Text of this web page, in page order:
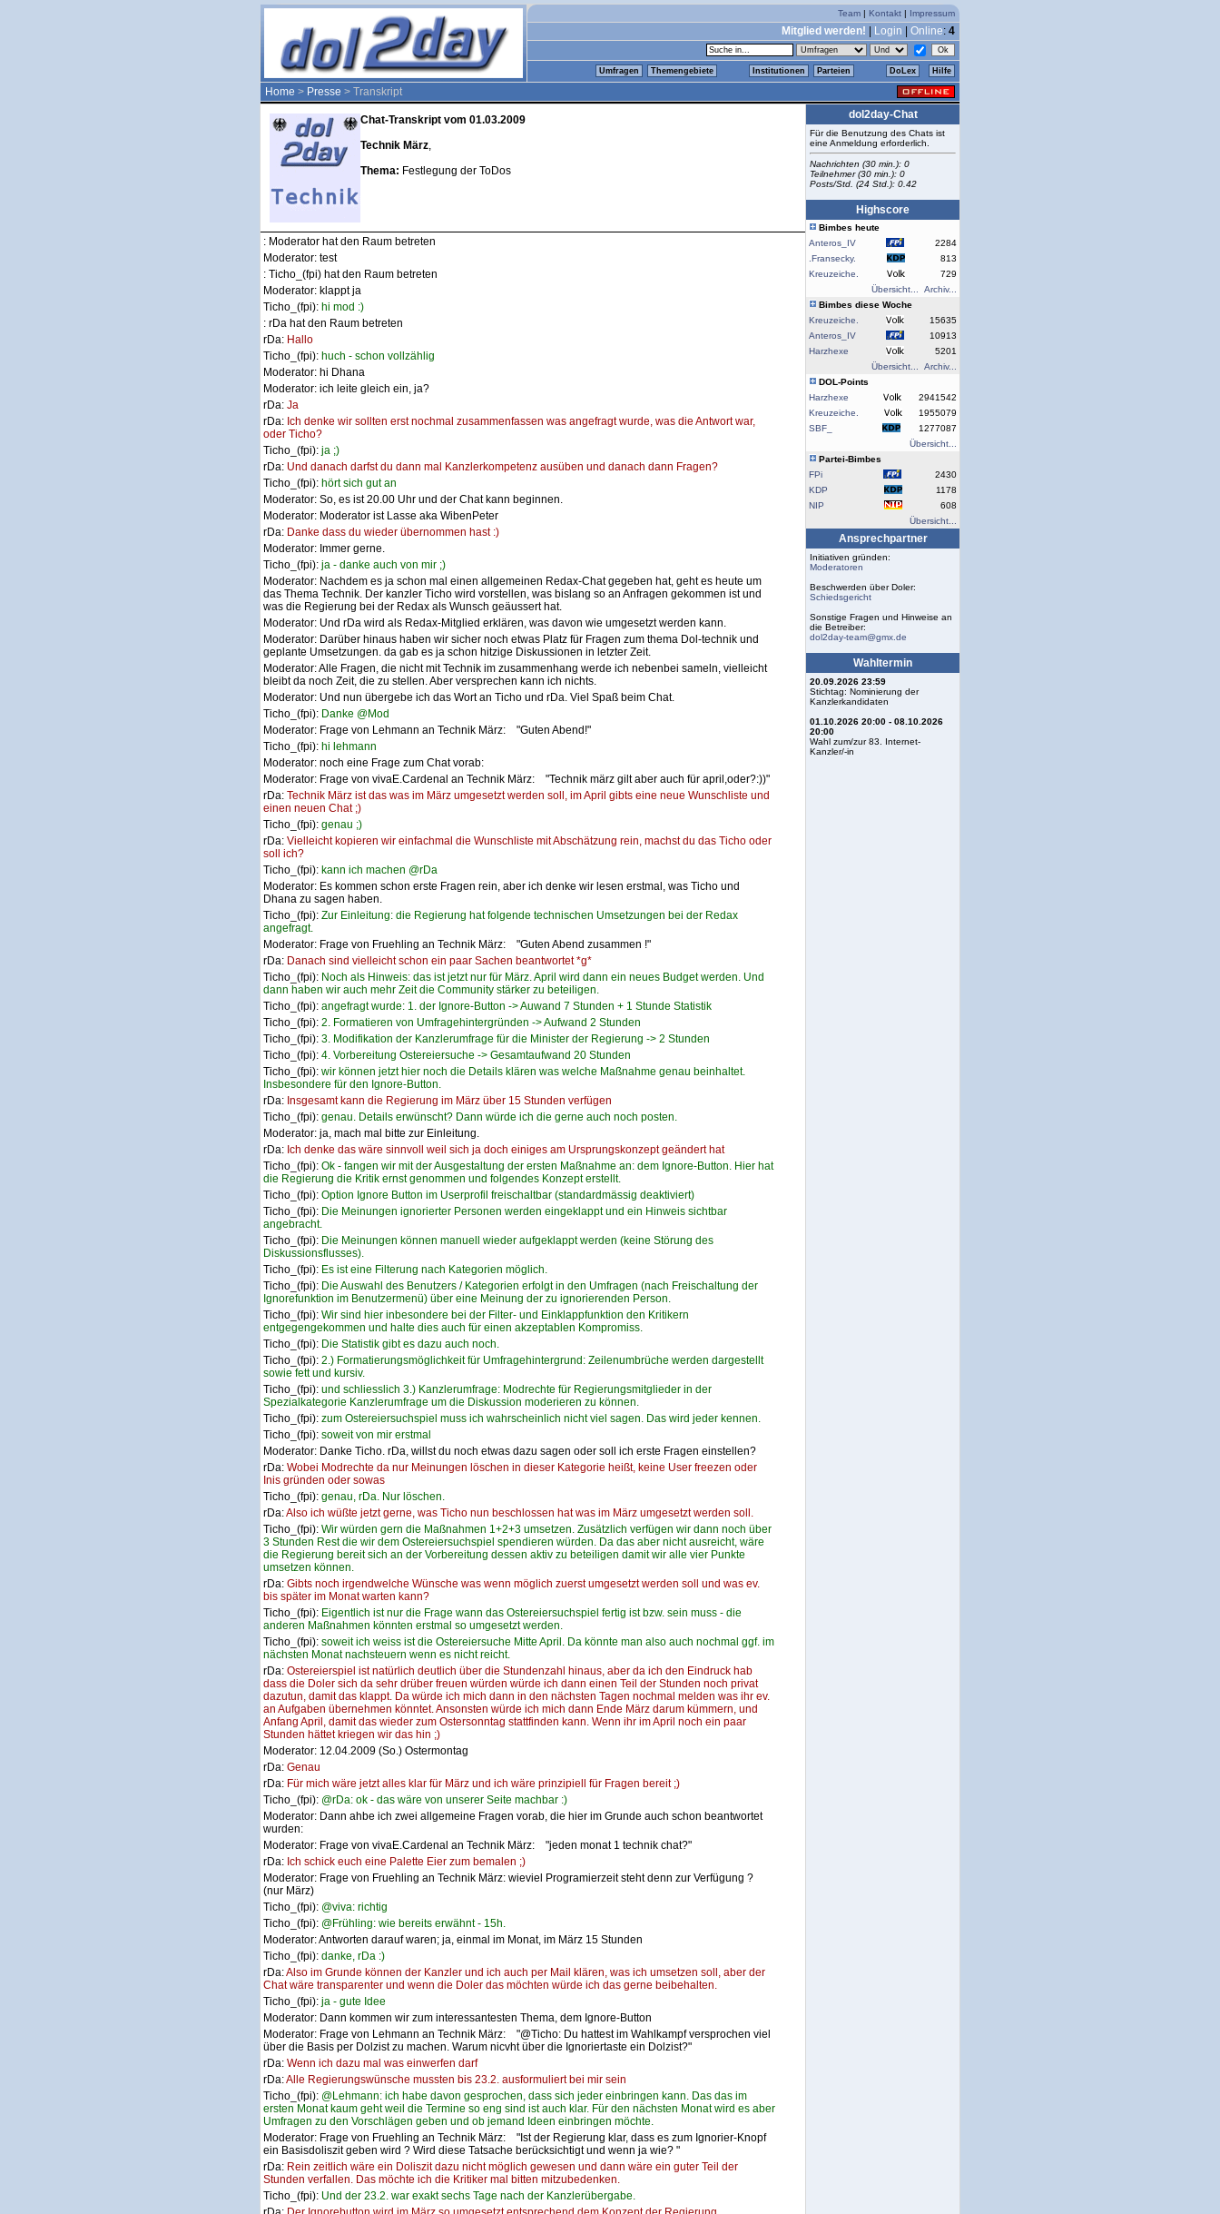
Team | Kontakt | Impressum
Mitglied werden! Login Online: 4
Umfragen Themengebiete Institutionen Parteien DoLex Hilfe
Home > Presse > Transkript
Chat-Transkript vom 01.03.2009
Technik März,
Thema: Festlegung der ToDos
: Moderator hat den Raum betreten
Moderator: test
: Ticho_(fpi) hat den Raum betreten
Moderator: klappt ja
Ticho_(fpi): hi mod :)
: rDa hat den Raum betreten
rDa: Hallo
Ticho_(fpi): huch - schon vollzählig
Moderator: hi Dhana
Moderator: ich leite gleich ein, ja?
rDa: Ja
rDa: Ich denke wir sollten erst nochmal zusammenfassen was angefragt wurde, was die Antwort war,
oder Ticho?
Ticho_(fpi): ja ;)
rDa: Und danach darfst du dann mal Kanzlerkompetenz ausüben und danach dann Fragen?
Ticho_(fpi): hört sich gut an
Moderator: So, es ist 20.00 Uhr und der Chat kann beginnen.
Moderator: Moderator ist Lasse aka WibenPeter
rDa: Danke dass du wieder übernommen hast :)
Moderator: Immer gerne.
Ticho_(fpi): ja - danke auch von mir ;)
Moderator: Nachdem es ja schon mal einen allgemeinen Redax-Chat gegeben hat, geht es heute um
das Thema Technik. Der kanzler Ticho wird vorstellen, was bislang so an Anfragen gekommen ist und
was die Regierung bei der Redax als Wunsch geäussert hat.
Moderator: Und rDa wird als Redax-Mitglied erklären, was davon wie umgesetzt werden kann.
Moderator: Darüber hinaus haben wir sicher noch etwas Platz für Fragen zum thema Dol-technik und
geplante Umsetzungen. da gab es ja schon hitzige Diskussionen in letzter Zeit.
Moderator:Alle Fragen, die nicht mit Technik im zusammenhang werde ich nebenbei sameln, vielleicht
bleibt da noch Zeit, die zu stellen. Aber versprechen kann ich nichts.
Moderator: Und nun übergebe ich das Wort an Ticho und rDa. Viel Spaß beim Chat.
Ticho_(fpi): Danke @Mod
Moderator: Frage von Lehmann an Technik März: "Guten Abend!"
Ticho_(fpi): hi lehmann
Moderator: noch eine Frage zum Chat vorab:
Moderator: Frage von vivaE.Cardenal an Technik März: "Technik märz gilt aber auch für april,oder?:))"
rDa: Technik März ist das was im März umgesetzt werden soll, im April gibts eine neue Wunschliste und
einen neuen Chat ;)
Ticho_(fpi): genau ;)
rDa: Vielleicht kopieren wir einfachmal die Wunschliste mit Abschätzung rein, machst du das Ticho oder
soll ich?
Ticho_(fpi): kann ich machen @rDa
Moderator: Es kommen schon erste Fragen rein, aber ich denke wir lesen erstmal, was Ticho und
Dhana zu sagen haben.
Ticho_(fpi): Zur Einleitung: die Regierung hat folgende technischen Umsetzungen bei der Redax
angefragt.
Moderator: Frage von Fruehling an Technik März: "Guten Abend zusammen !"
rDa: Danach sind vielleicht schon ein paar Sachen beantwortet *g*
Ticho_(fpi): Noch als Hinweis: das ist jetzt nur für März. April wird dann ein neues Budget werden. Und
dann haben wir auch mehr Zeit die Community stärker zu beteiligen.
Ticho_(fpi): angefragt wurde: 1. der Ignore-Button -> Auwand 7 Stunden + 1 Stunde Statistik
Ticho_(fpi): 2. Formatieren von Umfragehintergründen -> Aufwand 2 Stunden
Ticho_(fpi): 3. Modifikation der Kanzlerumfrage für die Minister der Regierung -> 2 Stunden
Ticho_(fpi): 4. Vorbereitung Ostereiersuche -> Gesamtaufwand 20 Stunden
Ticho_(fpi): wir können jetzt hier noch die Details klären was welche Maßnahme genau beinhaltet.
Insbesondere für den Ignore-Button.
rDa: Insgesamt kann die Regierung im März über 15 Stunden verfügen
Ticho_(fpi): genau. Details erwünscht? Dann würde ich die gerne auch noch posten.
Moderator: ja, mach mal bitte zur Einleitung.
rDa: Ich denke das wäre sinnvoll weil sich ja doch einiges am Ursprungskonzept geändert hat
Ticho_(fpi): Ok - fangen wir mit der Ausgestaltung der ersten Maßnahme an: dem Ignore-Button. Hier hat
die Regierung die Kritik ernst genommen und folgendes Konzept erstellt.
Ticho_(fpi): Option Ignore Button im Userprofil freischaltbar (standardmässig deaktiviert)
Ticho_(fpi): Die Meinungen ignorierter Personen werden eingeklappt und ein Hinweis sichtbar
angebracht.
Ticho_(fpi): Die Meinungen können manuell wieder aufgeklappt werden (keine Störung des
Diskussionsflusses).
Ticho_(fpi): Es ist eine Filterung nach Kategorien möglich.
Ticho_(fpi): Die Auswahl des Benutzers / Kategorien erfolgt in den Umfragen (nach Freischaltung der
Ignorefunktion im Benutzermenü) über eine Meinung der zu ignorierenden Person.
Ticho_(fpi): Wir sind hier inbesondere bei der Filter- und Einklappfunktion den Kritikern
entgegengekommen und halte dies auch für einen akzeptablen Kompromiss.
Ticho_(fpi): Die Statistik gibt es dazu auch noch.
Ticho_(fpi): 2.) Formatierungsmöglichkeit für Umfragehintergrund: Zeilenumbrüche werden dargestellt
sowie fett und kursiv.
Ticho_(fpi): und schliesslich 3.) Kanzlerumfrage: Modrechte für Regierungsmitglieder in der
Spezialkategorie Kanzlerumfrage um die Diskussion moderieren zu können.
Ticho_(fpi): zum Ostereiersuchspiel muss ich wahrscheinlich nicht viel sagen. Das wird jeder kennen.
Ticho_(fpi): soweit von mir erstmal
Moderator: Danke Ticho. rDa, willst du noch etwas dazu sagen oder soll ich erste Fragen einstellen?
rDa: Wobei Modrechte da nur Meinungen löschen in dieser Kategorie heißt, keine User freezen oder
Inis gründen oder sowas
Ticho_(fpi): genau, rDa. Nur löschen.
rDa:Also ich wüßte jetzt gerne, was Ticho nun beschlossen hat was im März umgesetzt werden soll.
Ticho_(fpi): Wir würden gern die Maßnahmen 1+2+3 umsetzen. Zusätzlich verfügen wir dann noch über
3 Stunden Rest die wir dem Ostereiersuchspiel spendieren würden. Da das aber nicht ausreicht, wäre
die Regierung bereit sich an der Vorbereitung dessen aktiv zu beteiligen damit wir alle vier Punkte
umsetzen können.
rDa: Gibts noch irgendwelche Wünsche was wenn möglich zuerst umgesetzt werden soll und was ev.
bis später im Monat warten kann?
Ticho_(fpi): Eigentlich ist nur die Frage wann das Ostereiersuchspiel fertig ist bzw. sein muss - die
anderen Maßnahmen könnten erstmal so umgesetzt werden.
Ticho_(fpi): soweit ich weiss ist die Ostereiersuche Mitte April. Da könnte man also auch nochmal ggf. im
nächsten Monat nachsteuern wenn es nicht reicht.
rDa: Ostereierspiel ist natürlich deutlich über die Stundenzahl hinaus, aber da ich den Eindruck hab
dass die Doler sich da sehr drüber freuen würden würde ich dann einen Teil der Stunden noch privat
dazutun, damit das klappt. Da würde ich mich dann in den nächsten Tagen nochmal melden was ihr ev.
an Aufgaben übernehmen könntet. Ansonsten würde ich mich dann Ende März darum kümmern, und
Anfang April, damit das wieder zum Ostersonntag stattfinden kann. Wenn ihr im April noch ein paar
Stunden hättet kriegen wir das hin ;)
Moderator: 12.04.2009 (So.) Ostermontag
rDa: Genau
rDa: Für mich wäre jetzt alles klar für März und ich wäre prinzipiell für Fragen bereit ;)
Ticho_(fpi): @rDa: ok - das wäre von unserer Seite machbar :)
Moderator: Dann ahbe ich zwei allgemeine Fragen vorab, die hier im Grunde auch schon beantwortet
wurden:
Moderator: Frage von vivaE.Cardenal an Technik März: "jeden monat 1 technik chat?"
rDa: Ich schick euch eine Palette Eier zum bemalen ;)
Moderator: Frage von Fruehling an Technik März: wieviel Programierzeit steht denn zur Verfügung ?
(nur März)
Ticho_(fpi): @viva: richtig
Ticho_(fpi): @Frühling: wie bereits erwähnt - 15h.
Moderator:Antworten darauf waren; ja, einmal im Monat, im März 15 Stunden
Ticho_(fpi): danke, rDa :)
rDa:Also im Grunde können der Kanzler und ich auch per Mail klären, was ich umsetzen soll, aber der
Chat wäre transparenter und wenn die Doler das möchten würde ich das gerne beibehalten.
Ticho_(fpi): ja - gute Idee
Moderator: Dann kommen wir zum interessantesten Thema, dem Ignore-Button
Moderator: Frage von Lehmann an Technik März: "@Ticho: Du hattest im Wahlkampf versprochen viel
über die Basis per Dolzist zu machen. Warum nicvht über die Ignoriertaste ein Dolzist?"
rDa: Wenn ich dazu mal was einwerfen darf
rDa:Alle Regierungswünsche mussten bis 23.2. ausformuliert bei mir sein
Ticho_(fpi): @Lehmann: ich habe davon gesprochen, dass sich jeder einbringen kann. Das das im
ersten Monat kaum geht weil die Termine so eng sind ist auch klar. Für den nächsten Monat wird es aber
Umfragen zu den Vorschlägen geben und ob jemand Ideen einbringen möchte.
Moderator: Frage von Fruehling an Technik März: "Ist der Regierung klar, dass es zum Ignorier-Knopf
ein Basisdoliszit geben wird ? Wird diese Tatsache berücksichtigt und wenn ja wie? "
rDa: Rein zeitlich wäre ein Doliszit dazu nicht möglich gewesen und dann wäre ein guter Teil der
Stunden verfallen. Das möchte ich die Kritiker mal bitten mitzubedenken.
Ticho_(fpi): Und der 23.2. war exakt sechs Tage nach der Kanzlerübergabe.
dol2day-Chat
Für die Benutzung des Chats ist
eine Anmeldung erforderlich.
Nachrichten (30 min.): 0
Teilnehmer (30 min.): 0
Posts/Std. (24 Std.): 0.42
Highscore
Bimbes heute
Anteros_IV
2284
.Fransecky.
813
Kreuzeiche.
729
Übersicht...
Archiv...
Bimbes diese Woche
Kreuzeiche.
15635
Anteros_IV
10913
Harzhexe
5201
Übersicht...
Archiv...
DOL-Points
Harzhexe
2941542
Kreuzeiche.
1955079
SBF_
1277087
Übersicht...
Partei-Bimbes
FPi
2430
KDP
1178
NIP
608
Übersicht...
Ansprechpartner
Initiativen gründen:
Moderatoren
Beschwerden über Doler:
Schiedsgericht
Sonstige Fragen und Hinweise an
die Betreiber:
dol2day-team@gmx.de
Wahltermin
20.09.2026 23:59
Stichtag: Nominierung der
Kanzlerkandidaten
01.10.2026 20:00 - 08.10.2026
20:00
Wahl zum/zur 83. Internet-
Kanzler/-in